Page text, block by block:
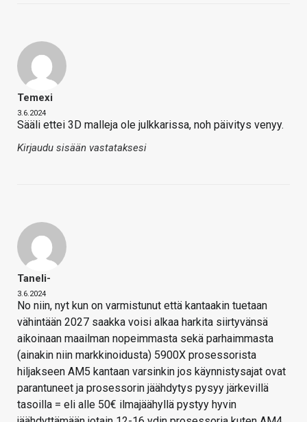
Temexi
3.6.2024
Sääli ettei 3D malleja ole julkkarissa, noh päivitys venyy.
Kirjaudu sisään vastataksesi
Taneli-
3.6.2024
No niin, nyt kun on varmistunut että kantaakin tuetaan
vähintään 2027 saakka voisi alkaa harkita siirtyvänsä
aikoinaan maailman nopeimmasta sekä parhaimmasta
(ainakin niin markkinoidusta) 5900X prosessorista
hiljakseen AM5 kantaan varsinkin jos käynnistysajat ovat
parantuneet ja prosessorin jäähdytys pysyy järkevillä
tasoilla = eli alle 50€ ilmajäähyllä pystyy hyvin